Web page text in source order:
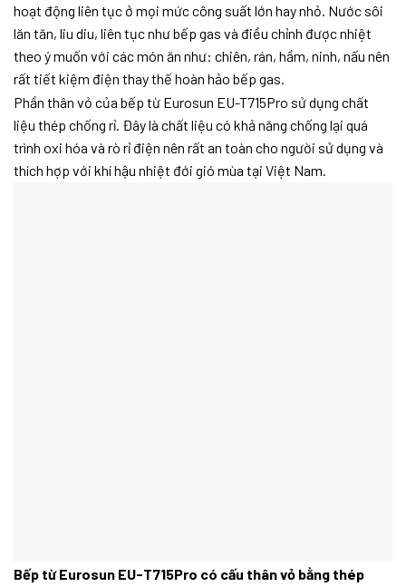
hoạt động liên tục ở mọi mức công suất lớn hay nhỏ. Nước sôi
lăn tăn, liu diu, liên tục như bếp gas và điều chỉnh được nhiệt
theo ý muốn với các món ăn như: chiên, rán, hầm, ninh, nấu nên
rất tiết kiệm điện thay thế hoàn hảo bếp gas.
Phần thân vỏ của bếp từ Eurosun EU-T715Pro sử dụng chất
liệu thép chống rỉ. Đây là chất liệu có khả năng chống lại quá
trình oxi hóa và rò rỉ điện nên rất an toàn cho người sử dụng và
thích hợp với khí hậu nhiệt đới gió mùa tại Việt Nam.
Bếp từ Eurosun EU-T715Pro có cấu thân vỏ bằng thép